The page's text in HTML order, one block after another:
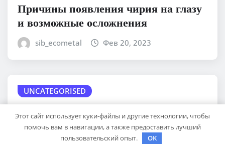
Причины появления чирия на глазу
и возможные осложнения
sib_ecometal Фев 20, 2023
UNCATEGORISED
Юрий Коваль — биография и
достижения известного украинского
дизайнера
Этот сайт использует куки-файлы и другие технологии, чтобы
помочь вам в навигации, а также предоставить лучший
пользовательский опыт.
OK